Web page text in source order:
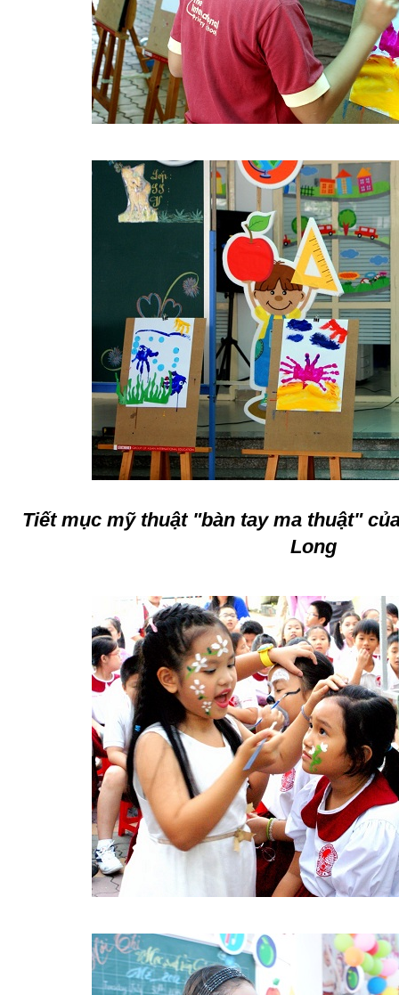
Tiết mục mỹ thuật "bàn tay ma thuật"
Long